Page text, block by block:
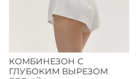
КОМБИНЕЗОН С
ГЛУБОКИМ ВЫРЕЗОМ